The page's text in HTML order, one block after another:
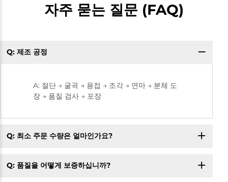
자주 묻는 질문 (FAQ)
Q: 제조 공정
A: 절단 → 굴곡 → 용접 → 조각 → 연마 → 분체 도
장 → 품질 검사 → 포장
Q: 최소 주문 수량은 얼마인가요?
Q: 품질을 어떻게 보증하십니까?